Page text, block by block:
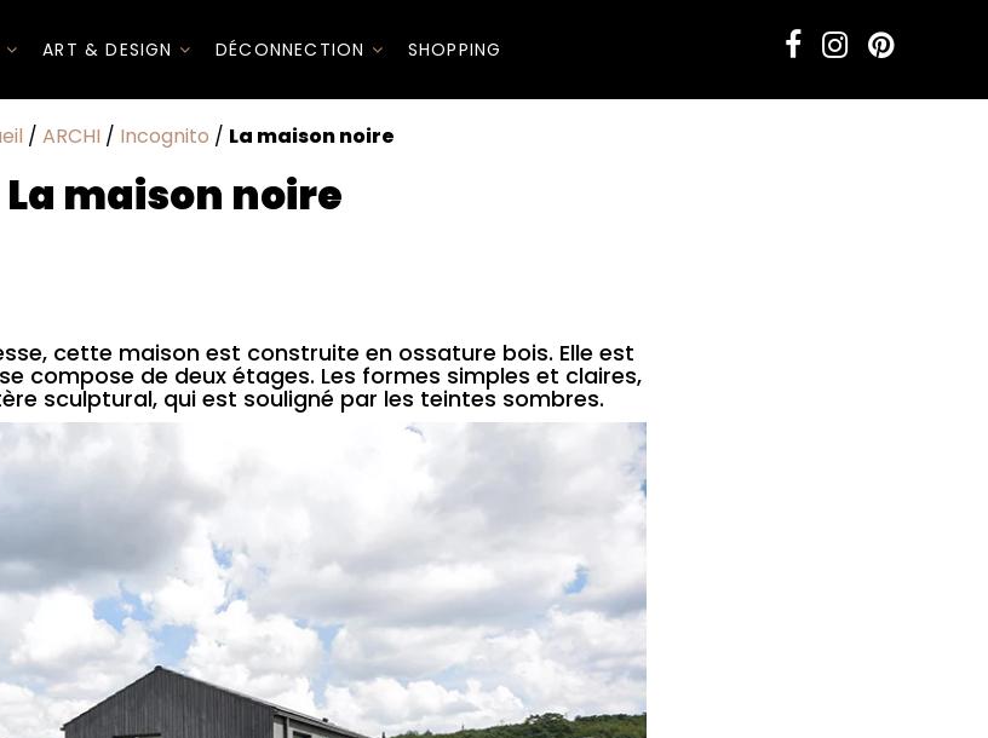
ART & DESIGN DÉCONNECTION SHOPPING
/ ARCHI / Incognito / La maison noire
La maison noire
cette maison est construite en ossature bois. Elle est
compose de deux étages. Les formes simples et claires,
sculptural, qui est souligné par les teintes sombres.